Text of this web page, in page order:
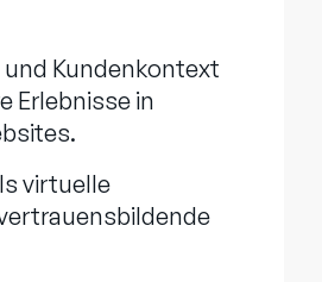
Kundenkontext
Erlebnisse in
virtuelle